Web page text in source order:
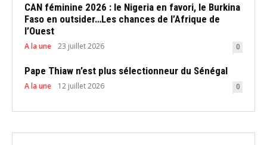
CAN féminine 2026 : le Nigeria en favori, le Burkina
Faso en outsider…Les chances de l’Afrique de
l’Ouest
A la une 23 juillet 2026 0
Pape Thiaw n’est plus sélectionneur du Sénégal
A la une 12 juillet 2026 0